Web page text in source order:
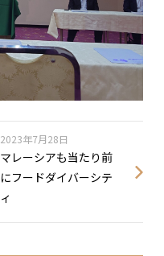
2023年7月28日
マレーシアも当たり前
にフードダイバーシテ
ィ